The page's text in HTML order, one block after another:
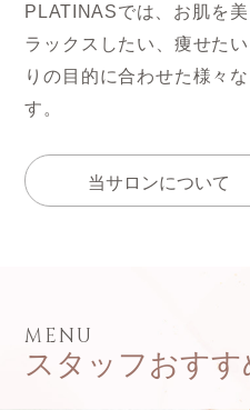
PLATINASでは、お肌を
ラックスしたい、痩せた
りの目的に合わせた様々
す。
当サロンについて
MENU
スタッフおす